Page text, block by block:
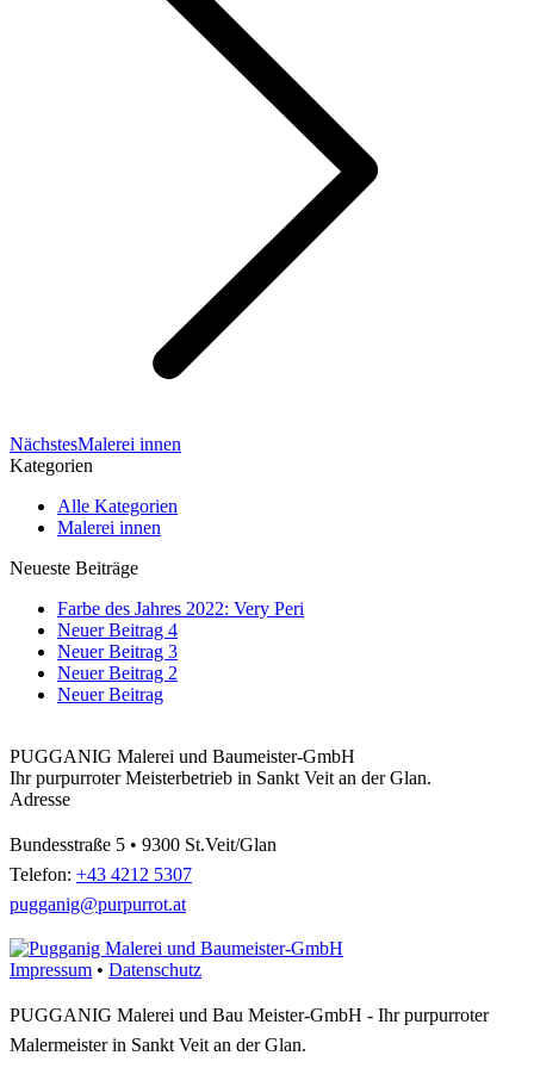
NächstesNächstes
Album:
Malerei innen
Kategorien
Alle Kategorien
Malerei innen
Neueste Beiträge
Farbe des Jahres 2022: Very Peri
Neuer Beitrag 4
Neuer Beitrag 3
Neuer Beitrag 2
Neuer Beitrag
PUGGANIG Malerei und Baumeister-GmbH
Ihr purpurroter Meisterbetrieb in Sankt Veit an der Glan.
Adresse
Bundesstraße 5 • 9300 St.Veit/Glan
Telefon: +43 4212 5307
pugganig@purpurrot.at
Impressum • Datenschutz
PUGGANIG Malerei und Bau Meister-GmbH - Ihr purpurroter
Malermeister in Sankt Veit an der Glan.